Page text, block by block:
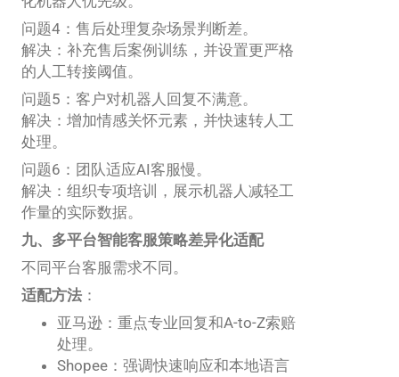
问题4：售后处理复杂场景判断差。
解决：补充售后案例训练，并设置更严格
的人工转接阈值。
问题5：客户对机器人回复不满意。
解决：增加情感关怀元素，并快速转人工
处理。
问题6：团队适应AI客服慢。
解决：组织专项培训，展示机器人减轻工
作量的实际数据。
九、多平台智能客服策略差异化适配
不同平台客服需求不同。
适配方法 ：
亚马逊：重点专业回复和A-to-Z索赔
处理。
Shopee：强调快速响应和本地语言